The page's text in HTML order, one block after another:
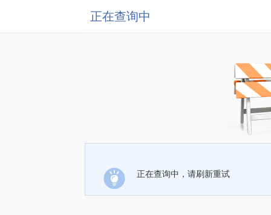
正在查询中
正在查询中，请刷新重试